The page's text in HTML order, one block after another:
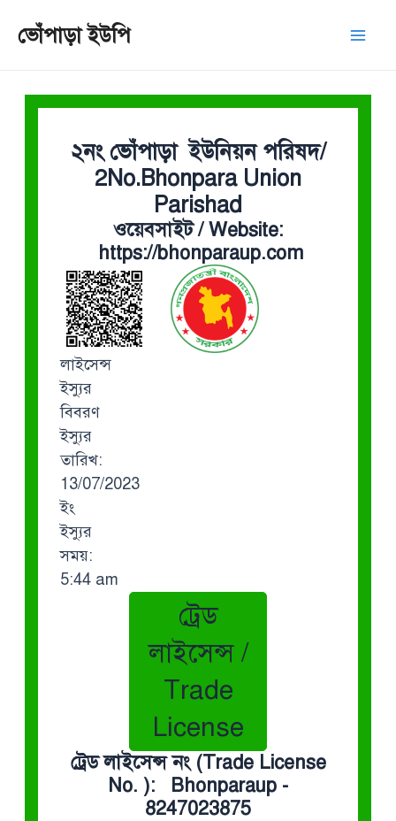
ভোঁপাড়া ইউপি
২নং ভোঁপাড়া ইউনিয়ন পরিষদ/
2No.Bhonpara Union
Parishad
ওয়েবসাইট / Website:
https://bhonparaup.com
লাইসেন্স
ইস্যুর
বিবরণ
ইস্যুর
তারিখ:
13/07/2023
ইং
ইস্যুর
সময়:
5:44 am
ট্রেড
লাইসেন্স /
Trade
License
ট্রেড লাইসেন্স নং (Trade License
No. ): Bhonparaup -
8247023875